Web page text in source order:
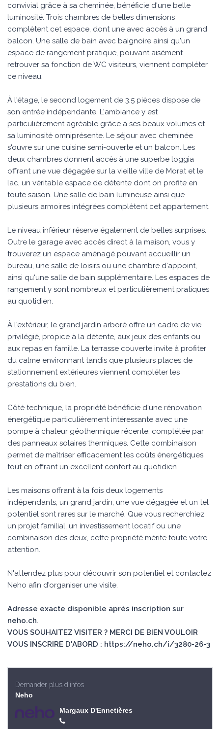
convivial grâce à sa cheminée, bénéficie d'une belle
luminosité. Trois chambres de belles dimensions
complètent cet espace, dont une avec accès à un grand
balcon. Une salle de bain avec baignoire ainsi qu'un
espace de rangement pratique, pouvant aisément
retrouver sa fonction de WC visiteurs, viennent compléter
ce niveau.
À l'étage, le second logement de 3.5 pièces dispose de
son entrée indépendante. L'ambiance y est
particulièrement agréable grâce à ses beaux volumes et
sa luminosité omniprésente. Le séjour avec cheminée
s'ouvre sur une cuisine semi-ouverte et un balcon. Les
deux chambres donnent accès à une superbe loggia
offrant une vue dégagée sur la vieille ville de Morat et le
lac, un véritable espace de détente dont on profite en
toute saison. Une salle de bain lumineuse ainsi que
plusieurs armoires intégrées complètent cet appartement.
Le niveau inférieur réserve également de belles surprises.
Outre le garage avec accès direct à la maison, vous y
trouverez un espace aménagé pouvant accueillir un
bureau, une salle de loisirs ou une chambre d'appoint,
ainsi qu'une salle de bain supplémentaire. Les espaces de
rangement y sont nombreux et particulièrement pratiques
au quotidien.
À l'extérieur, le grand jardin arboré offre un cadre de vie
privilégié, propice à la détente, aux jeux des enfants ou
aux repas en famille. La terrasse couverte invite à profiter
du calme environnant tandis que plusieurs places de
stationnement extérieures viennent compléter les
prestations du bien.
Côté technique, la propriété bénéficie d'une rénovation
énergétique particulièrement intéressante avec une
pompe à chaleur géothermique récente, complétée par
des panneaux solaires thermiques. Cette combinaison
permet de maîtriser efficacement les coûts énergétiques
tout en offrant un excellent confort au quotidien.
Les maisons offrant à la fois deux logements
indépendants, un grand jardin, une vue dégagée et un tel
potentiel sont rares sur le marché. Que vous recherchiez
un projet familial, un investissement locatif ou une
combinaison des deux, cette propriété mérite toute votre
attention.
N'attendez plus pour découvrir son potentiel et contactez
Neho afin d'organiser une visite.
Adresse exacte disponible après inscription sur
neho.ch.
VOUS SOUHAITEZ VISITER ? MERCI DE BIEN VOULOIR
VOUS INSCRIRE D'ABORD : https://neho.ch/i/3280-26-3
Demander plus d'infos
Neho
Margaux D'Ennetières